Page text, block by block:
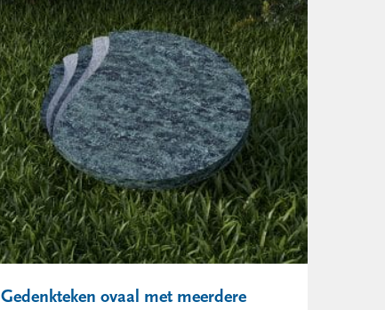
Gedenkteken ovaal met meerdere